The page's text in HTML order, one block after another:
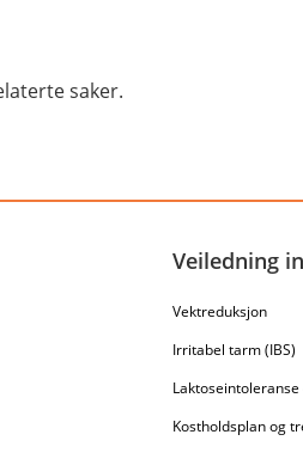
saker.
Veiledning
Vektreduksjon
Irritabel tarm (IBS)
Kostholdsplan og